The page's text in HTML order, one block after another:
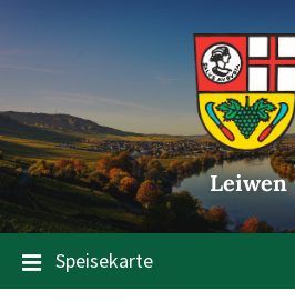
springen
springen
springen
Leiwen
Speisekarte